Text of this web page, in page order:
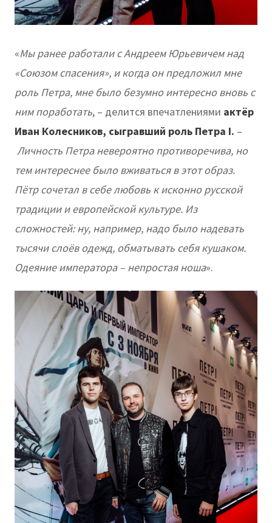
«Мы ранее работали с Андреем Юрьевичем над
«Союзом спасения», и когда он предложил мне
роль Петра, мне было безумно интересно вновь с
ним поработать, – делится впечатлениями актёр
Иван Колесников, сыгравший роль Петра I. –
Личность Петра невероятно противоречива, но
тем интереснее было вживаться в этот образ.
Пётр сочетал в себе любовь к исконно русской
традиции и европейской культуре. Из
сложностей: ну, например, надо было надевать
тысячи слоёв одежд, обматывать себя кушаком.
Одеяние императора – непростая ноша».